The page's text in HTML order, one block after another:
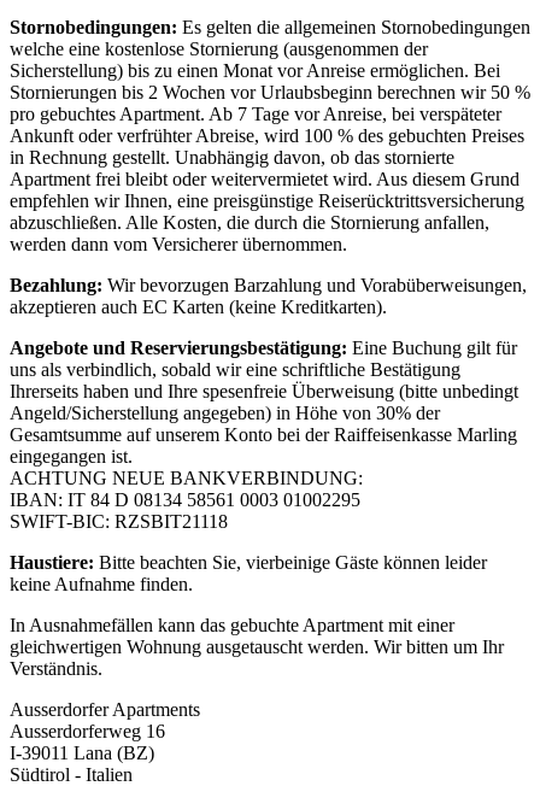
Stornobedingungen: Es gelten die allgemeinen Stornobedingungen
welche eine kostenlose Stornierung (ausgenommen der
Sicherstellung) bis zu einen Monat vor Anreise ermöglichen. Bei
Stornierungen bis 2 Wochen vor Urlaubsbeginn berechnen wir 50 %
pro gebuchtes Apartment. Ab 7 Tage vor Anreise, bei verspäteter
Ankunft oder verfrühter Abreise, wird 100 % des gebuchten Preises
in Rechnung gestellt. Unabhängig davon, ob das stornierte
Apartment frei bleibt oder weitervermietet wird. Aus diesem Grund
empfehlen wir Ihnen, eine preisgünstige Reiserücktrittsversicherung
abzuschließen. Alle Kosten, die durch die Stornierung anfallen,
werden dann vom Versicherer übernommen.
Bezahlung: Wir bevorzugen Barzahlung und Vorabüberweisungen,
akzeptieren auch EC Karten (keine Kreditkarten).
Angebote und Reservierungsbestätigung: Eine Buchung gilt für
uns als verbindlich, sobald wir eine schriftliche Bestätigung
Ihrerseits haben und Ihre spesenfreie Überweisung (bitte unbedingt
Angeld/Sicherstellung angegeben) in Höhe von 30% der
Gesamtsumme auf unserem Konto bei der Raiffeisenkasse Marling
eingegangen ist.
ACHTUNG NEUE BANKVERBINDUNG:
IBAN: IT 84 D 08134 58561 0003 01002295
SWIFT-BIC: RZSBIT21118
Haustiere: Bitte beachten Sie, vierbeinige Gäste können leider
keine Aufnahme finden.
In Ausnahmefällen kann das gebuchte Apartment mit einer
gleichwertigen Wohnung ausgetauscht werden. Wir bitten um Ihr
Verständnis.
Ausserdorfer Apartments
Ausserdorferweg 16
I-39011 Lana (BZ)
Südtirol - Italien